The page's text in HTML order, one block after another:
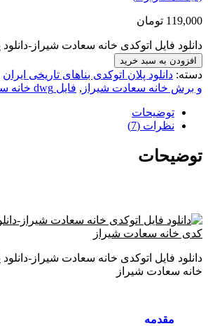
119,000 تومان
دانلود فایل اتوکدی خانه سعادت شیراز-
افزودن به سبد خرید
دسته: دانلود پلان اتوکدی بناهای تاریخی ایران
و برش خانه سعادت شیراز , فایل dwg خانه سعادت شیراز
توضیحات
نظرات (7)
توضیحات
دانلود فایل اتوکدی خانه سعادت شیراز-
خانه سعادت شیراز
مقدمه